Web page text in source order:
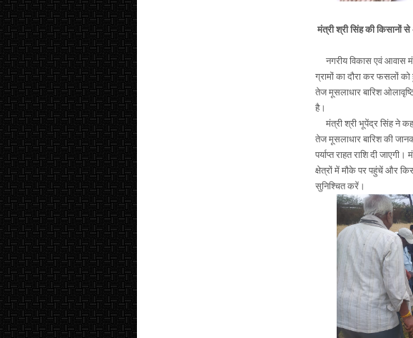
मंत्री श्री सिंह की किसानों
नगरीय विकास एवं आवास
ग्रामों का दौरा कर फसलों
तेज मूसलाधार बारिश
है।
मंत्री श्री भूपेंद्र सिंह ने
तेज मूसलाधार बारिश की
पर्याप्त राहत राशि दी
क्षेत्रों में मौके पर पहुंचें और
सुनिश्चित करें।